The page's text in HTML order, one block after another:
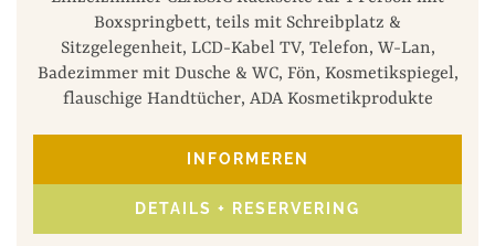
Boxspringbett, teils mit Schreibplatz &
Sitzgelegenheit, LCD-Kabel TV, Telefon, W-Lan,
Badezimmer mit Dusche & WC, Fön, Kosmetikspiegel,
flauschige Handtücher, ADA Kosmetikprodukte
INFORMEREN
DETAILS + RESERVERING